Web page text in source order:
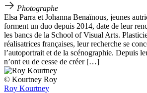
Photographe
Elsa Parra et Johanna Benaïnous, jeunes
forment un duo depuis 2014, date de leur
les bancs de la School of Visual Arts.
réalisatrices françaises, leur recherche se
l’autoportrait et de la scénographie. Depuis
n’ont eu de cesse de créer […]
© Kourtney Roy
Roy Kourtney